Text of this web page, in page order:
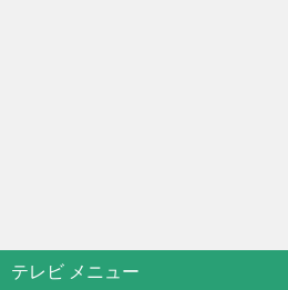
テレビ メニュー